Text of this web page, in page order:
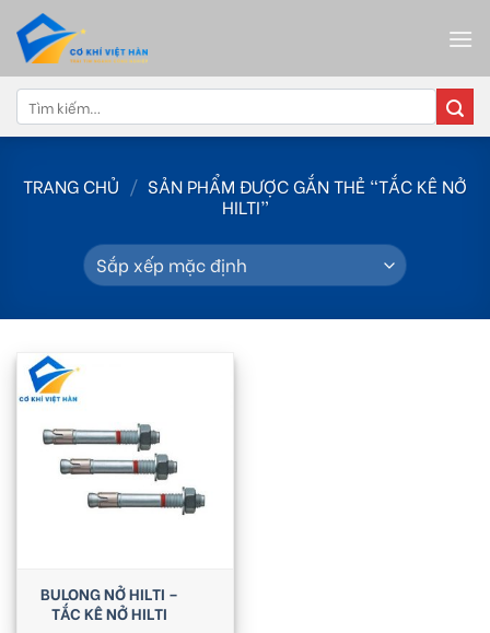
content
Tìm
kiếm:
TRANG CHỦ / SẢN PHẨM ĐƯỢC GẮN THẺ “TẮC KÊ NỞ
HILTI”
BULONG NỞ HILTI –
TẮC KÊ NỞ HILTI